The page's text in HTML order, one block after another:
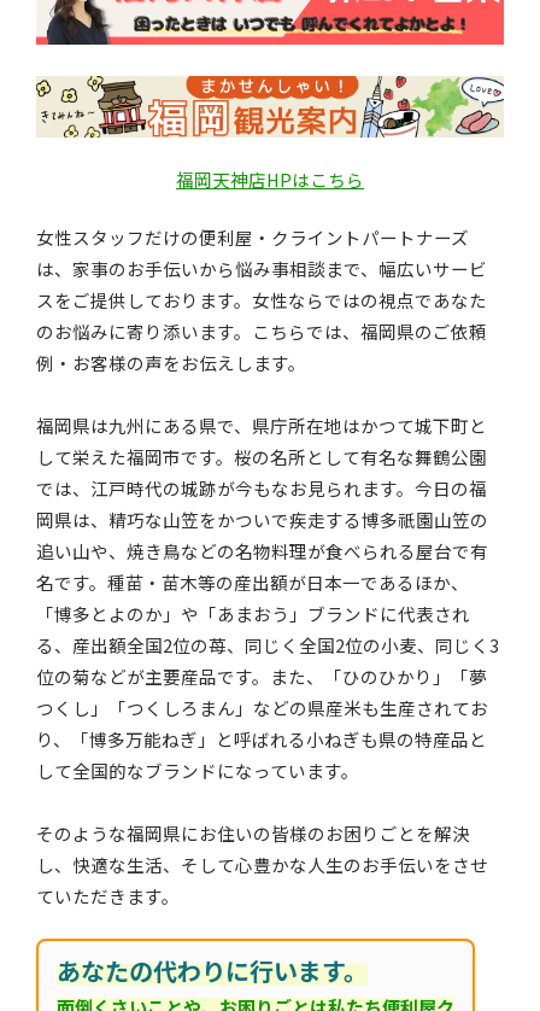
福岡天神店HPはこちら
女性スタッフだけの便利屋・クライントパートナーズ
は、家事のお手伝いから悩み事相談まで、幅広いサービ
スをご提供しております。女性ならではの視点であなた
のお悩みに寄り添います。こちらでは、福岡県のご依頼
例・お客様の声をお伝えします。
福岡県は九州にある県で、県庁所在地はかつて城下町と
して栄えた福岡市です。桜の名所として有名な舞鶴公園
では、江戸時代の城跡が今もなお見られます。今日の福
岡県は、精巧な山笠をかついで疾走する博多祇園山笠の
追い山や、焼き鳥などの名物料理が食べられる屋台で有
名です。種苗・苗木等の産出額が日本一であるほか、
「博多とよのか」や「あまおう」ブランドに代表され
る、産出額全国2位の苺、同じく全国2位の小麦、同じく3
位の菊などが主要産品です。また、「ひのひかり」「夢
つくし」「つくしろまん」などの県産米も生産されてお
り、「博多万能ねぎ」と呼ばれる小ねぎも県の特産品と
して全国的なブランドになっています。
そのような福岡県にお住いの皆様のお困りごとを解決
し、快適な生活、そして心豊かな人生のお手伝いをさせ
ていただきます。
あなたの代わりに行います。